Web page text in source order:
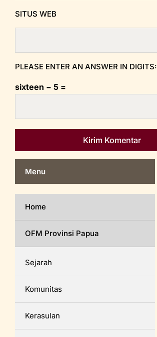
SITUS WEB
PLEASE ENTER AN ANSWER IN DIGITS:
sixteen − 5 =
Menu
Home
OFM Provinsi Papua
Sejarah
Komunitas
Kerasulan